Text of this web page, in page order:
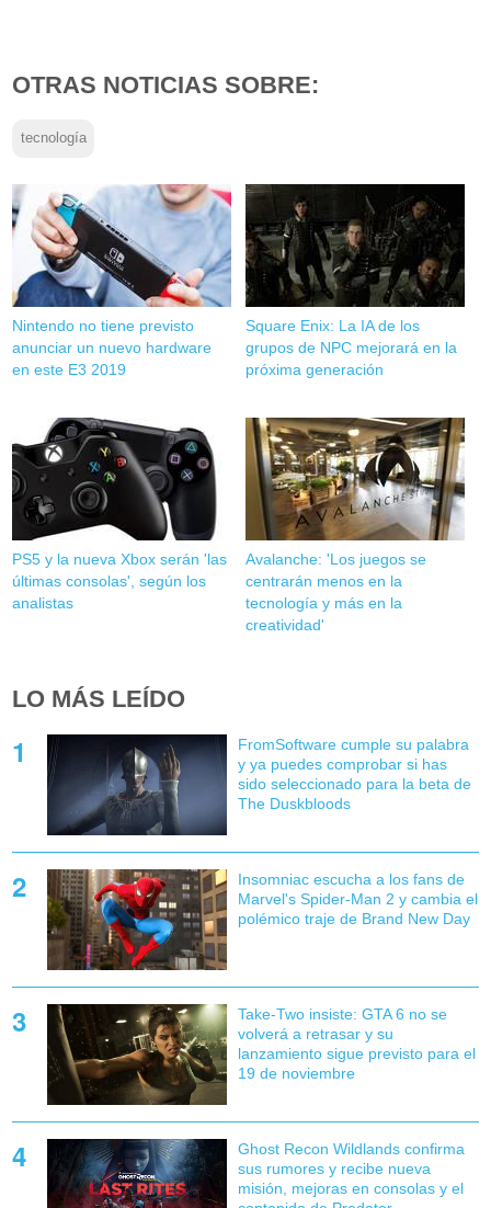
OTRAS NOTICIAS SOBRE:
tecnología
Nintendo no tiene previsto
anunciar un nuevo hardware
en este E3 2019
Square Enix: La IA de los
grupos de NPC mejorará en la
próxima generación
PS5 y la nueva Xbox serán 'las
últimas consolas', según los
analistas
Avalanche: 'Los juegos se
centrarán menos en la
tecnología y más en la
creatividad'
LO MÁS LEÍDO
FromSoftware cumple su palabra
y ya puedes comprobar si has
sido seleccionado para la beta de
The Duskbloods
Insomniac escucha a los fans de
Marvel's Spider-Man 2 y cambia el
polémico traje de Brand New Day
Take-Two insiste: GTA 6 no se
volverá a retrasar y su
lanzamiento sigue previsto para el
19 de noviembre
Ghost Recon Wildlands confirma
sus rumores y recibe nueva
misión, mejoras en consolas y el